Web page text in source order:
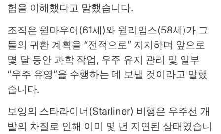
험을 이해했다고 말했습니다.
조직은 윌마우어(61세)와 윌리엄스(58세)가 그
들의 귀환 계획을 “전적으로” 지지하며 앞으로
몇 달 동안 과학 작업, 우주 유지 관리 및 일부
“우주 유영”을 수행하는 데 보낼 것이라고 말했
습니다.
보잉의 스타라이너(Starliner) 비행은 우주선 개
발의 차질로 인해 이미 몇 년 지연된 상태였습니